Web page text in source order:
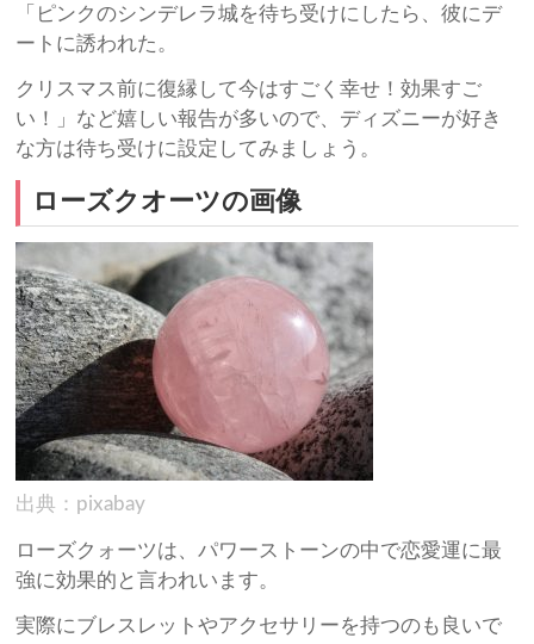
「ピンクのシンデレラ城を待ち受けにしたら、彼にデ
ートに誘われた。
クリスマス前に復縁して今はすごく幸せ！効果すご
い！」など嬉しい報告が多いので、ディズニーが好き
な方は待ち受けに設定してみましょう。
ローズクオーツの画像
出典：pixabay
ローズクォーツは、パワーストーンの中で恋愛運に最
強に効果的と言われいます。
実際にブレスレットやアクセサリーを持つのも良いで